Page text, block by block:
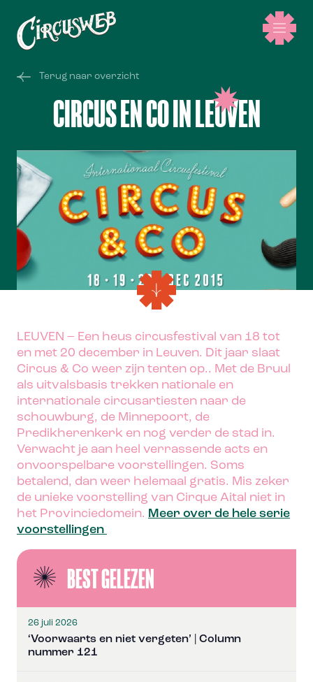
Terug naar overzicht
CIRCUS EN CO IN LEUVEN
LEUVEN – Een heus circusfestival van 18 tot
en met 20 december in Leuven. Dit jaar slaat
Circus & Co weer zijn tenten op.. Met de Bruul
als uitvalsbasis trekken nationale en
internationale circusartiesten naar de
schouwburg, de Minnepoort, de
Predikherenkerk en nog verder de stad in.
Verwacht je aan heel verrassende acts en
onvoorspelbare voorstellingen. Soms
betalend, dan weer helemaal gratis. Mis zeker
de unieke voorstelling van Cirque Aital niet in
het Provinciedomein. Meer over de hele serie
voorstellingen
BEST GELEZEN
26 juli 2026
‘Voorwaarts en niet vergeten’ | Column
nummer 121